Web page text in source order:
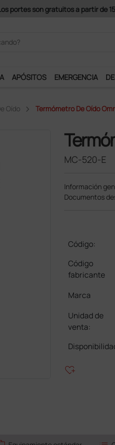
disfrutar de muchos servicios
APÓSITOS EMERGENCIA
Oído Termómetro De Oído
MC-520-E
Información
Documentos
Código:
Código
fabricante
Marca
Unidad de
venta:
heart_plus